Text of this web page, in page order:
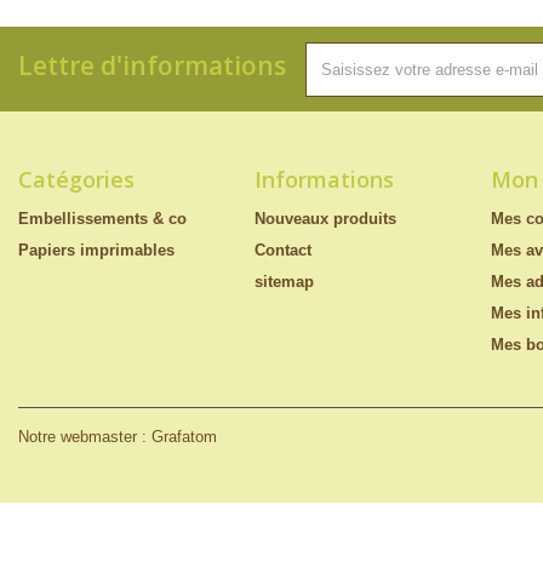
Lettre d'informations
Catégories
Embellissements & co
Papiers imprimables
Informations
Nouveaux produits
Contact
sitemap
Notre webmaster : Grafatom
Mes
Mes
Mes
Mes
Mes